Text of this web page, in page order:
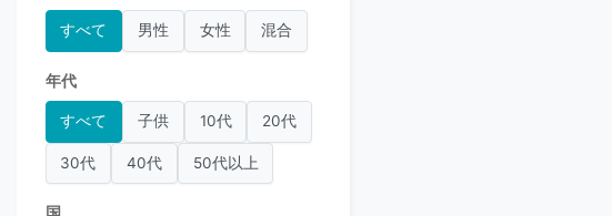
すべて 男性 女性 混合
年代
すべて 子供 10代 20代
30代 40代 50代以上